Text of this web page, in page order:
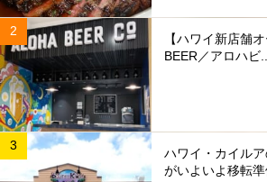
【ハワイ新店舗
BEER／アロハビ...
ハワイ・カイルア
がいよいよ移転準